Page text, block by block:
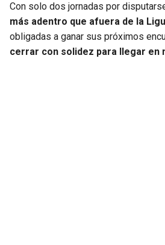
Con solo dos jornadas por
más adentro que afuera de la
obligadas a ganar sus próximos
cerrar con solidez para llegar en